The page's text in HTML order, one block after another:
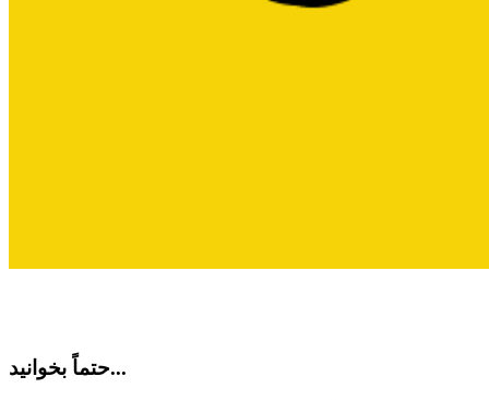
حتماً بخوانید...